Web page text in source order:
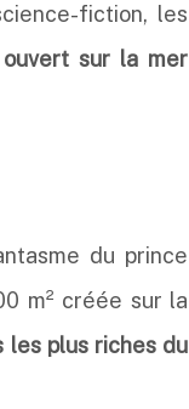
fiction, les
sur la mer
du prince
m² créée sur la
les plus riches du